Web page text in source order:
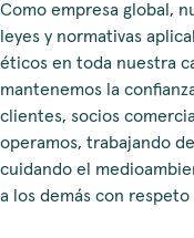
Como empresa global,
leyes y normativas
éticos en toda nuestra
mantenemos la
clientes, socios
operamos, trabajando
cuidando el
a los demás con